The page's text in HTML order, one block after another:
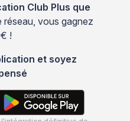
Club Plus que
réseau, vous gagnez
!
et soyez